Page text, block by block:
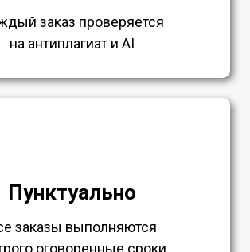
заказ проверяется
на антиплагиат и AI
Пунктуально
заказы выполняются
оговоренные сроки